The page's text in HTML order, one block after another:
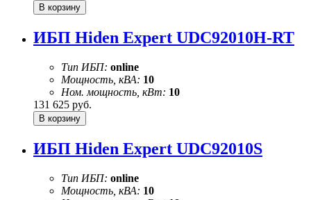
ИБП Hiden Expert UDC92010H-RT
Тип ИБП: online
Мощность, кВА: 10
Ном. мощность, кВт: 10
131 625 руб.
ИБП Hiden Expert UDC92010S
Тип ИБП: online
Мощность, кВА: 10